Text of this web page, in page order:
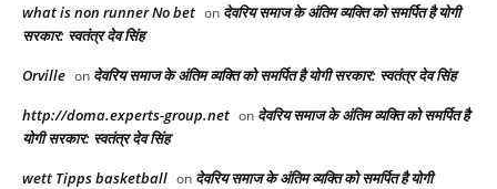
what is non runner No bet​ on देवरिय समाज के अंतिम व्यक्ति को समर्पित है योगी
सरकार: स्वतंत्र देव सिंह
Orville on देवरिय समाज के अंतिम व्यक्ति को समर्पित है योगी सरकार: स्वतंत्र देव सिंह
http://doma.experts-group.net on देवरिय समाज के अंतिम व्यक्ति को समर्पित है
योगी सरकार: स्वतंत्र देव सिंह
wett Tipps basketball on देवरिय समाज के अंतिम व्यक्ति को समर्पित है योगी